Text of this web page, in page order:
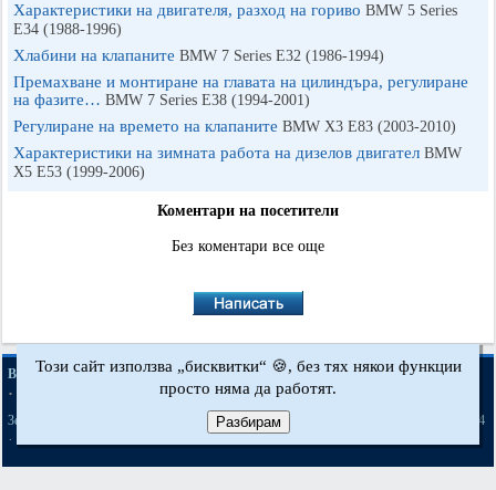
Характеристики на двигателя, разход на гориво BMW 5 Series
E34 (1988-1996)
Хлабини на клапаните BMW 7 Series E32 (1986-1994)
Премахване и монтиране на главата на цилиндъра, регулиране
на фазите… BMW 7 Series E38 (1994-2001)
Регулиране на времето на клапаните BMW X3 Е83 (2003-2010)
Характеристики на зимната работа на дизелов двигател BMW
X5 E53 (1999-2006)
Коментари на посетители
Без коментари все още
BMWman.ru © 2017-2026· Пълна версия· Новини и статии·Карта на сайта
·
Търсене в сайта
3er E21
3er E46[бензин]·3er E46 5er E34
·
Този сайт използва „бисквитки“ 🍪, без тях някои функции
просто няма да работят.
Разбирам